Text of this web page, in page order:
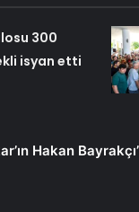
300
isyan etti
Hakan